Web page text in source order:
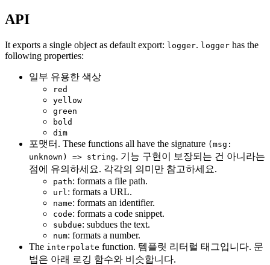
API
It exports a single object as default export: logger. logger has the
following properties:
일부 유용한 색상
red
yellow
green
bold
dim
포맷터. These functions all have the signature (msg:
unknown) => string. 기능 구현이 보장되는 건 아니라는
점에 유의하세요. 각각의 의미만 참고하세요.
path: formats a file path.
url : formats a URL.
name: formats an identifier.
code: formats a code snippet.
subdue: subdues the text.
num: formats a number.
The interpolate function. 템플릿 리터럴 태그입니다. 문
법은 아래 로깅 함수와 비슷합니다.